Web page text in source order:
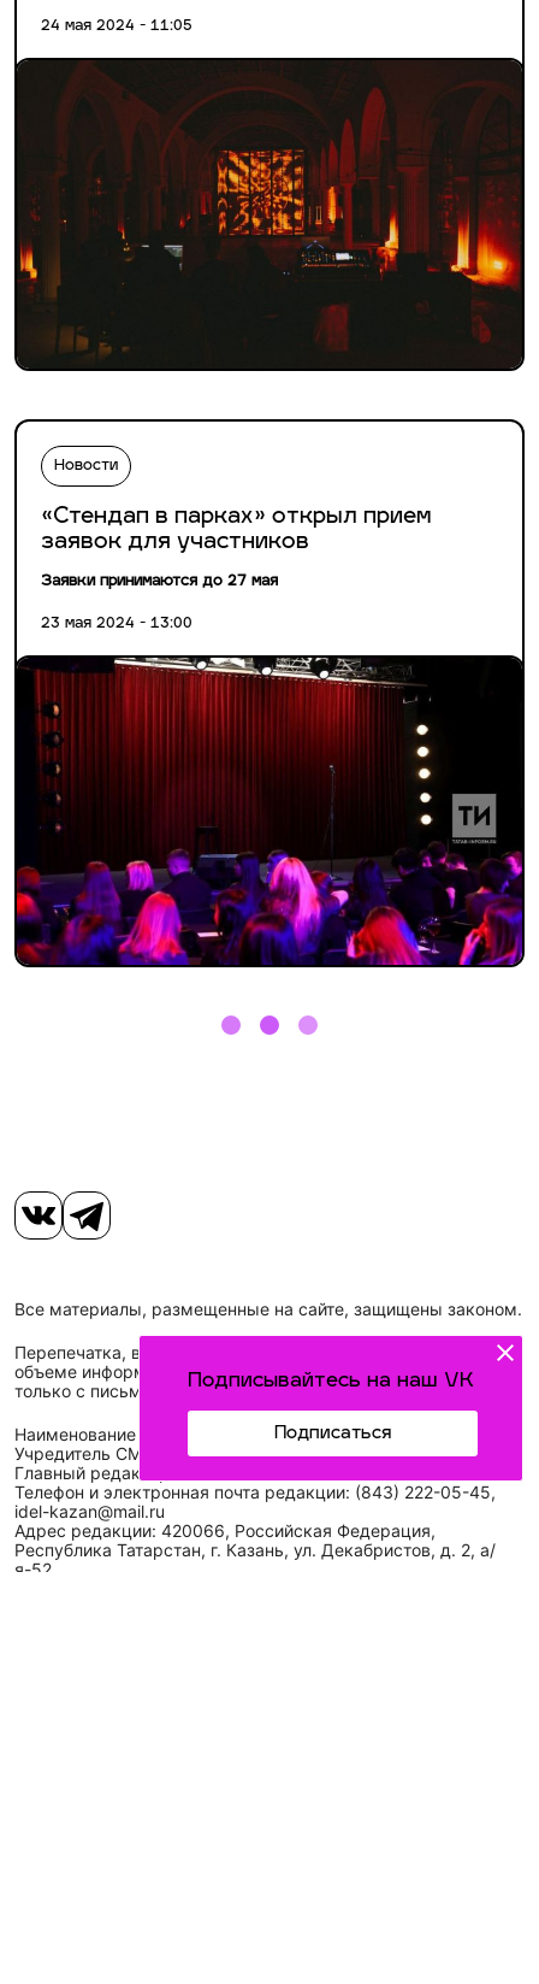
24 мая 2024 - 11:05
Новости
«Стендап в парках» открыл прием
заявок для участников
Заявки принимаются до 27 мая
23 мая 2024 - 13:00
Подписывайтесь на наш VK
Подписаться
Все материалы, размещенные на сайте, защищены законом.
Перепечатка, воспроизведение и распространение в любом
объеме информации, размещенной на сайте, возможна
только с письменного согласия редакций СМИ.
Наименование сетевого издания: Идел-Идель
Учредитель СМИ: АО «ТАТМЕДИА»
Главный редактор: Галимова Рамзия Ризвановна
Телефон и электронная почта редакции: (843) 222-05-45,
idel-kazan@mail.ru
Адрес редакции: 420066, Российская Федерация,
Республика Татарстан, г. Казань, ул. Декабристов, д. 2, а/
я-52.